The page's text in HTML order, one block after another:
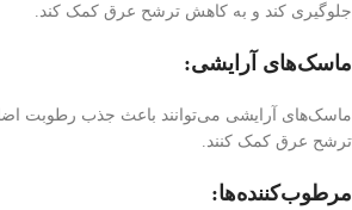
جلوگیری کند و به کاهش ترشح عرق کمک کند.
ماسک‌های آرایشی:
ماسک‌های آرایشی می‌توانند باعث جذب رطوبت
ترشح عرق کمک کنند.
مرطوب‌کننده‌ها: